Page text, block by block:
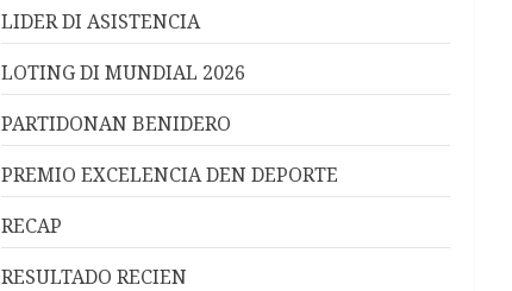
LIDER DI ASISTENCIA
LOTING DI MUNDIAL 2026
PARTIDONAN BENIDERO
PREMIO EXCELENCIA DEN DEPORTE
RECAP
RESULTADO RECIEN